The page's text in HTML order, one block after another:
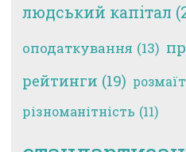
людський капітал
оподаткування (13)
рейтинги (19)
різноманітність (11)